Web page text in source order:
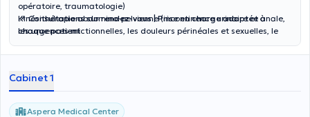
opératoire, traumatologie)
Kinésithérapie abdomino-pelvienne (incontinence urinaire et anale,
les urgences mictionnelles, les douleurs périnéales et sexuelles, le
Kinésithérapie périnatale.
📌Consultations sur rendez-vous | Prise en charge adaptée à
chaque patient
Cabinet 1
Aspera Medical Center